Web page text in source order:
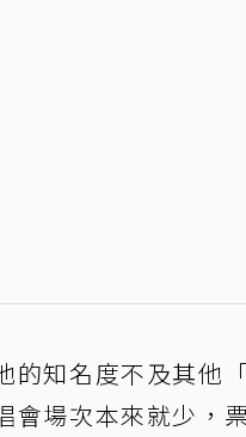
的知名度不及其他
會場次本來就少，